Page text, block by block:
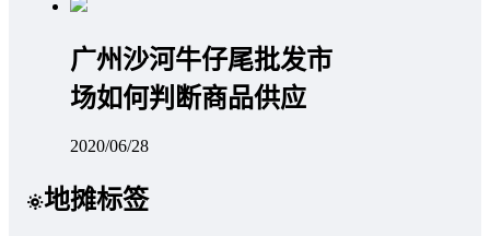
广州沙河牛仔尾批发市
场如何判断商品供应
2020/06/28
地摊标签